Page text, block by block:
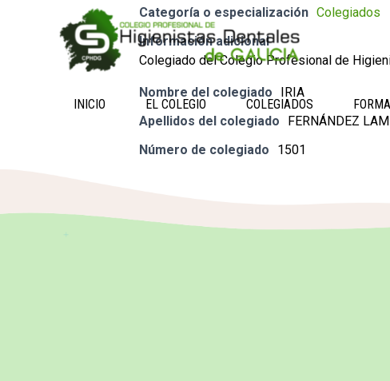
INICIO EL COLEGIO COLEGIADOS
Categoría o especialización Colegiados
Información adicional
Colegiado del Colegio Profesional de
Nombre del colegiado
IRIA
Apellidos del colegiado
FERNÁNDEZ
Número de colegiado
1501